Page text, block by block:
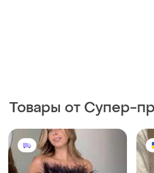
Товары от Супер-